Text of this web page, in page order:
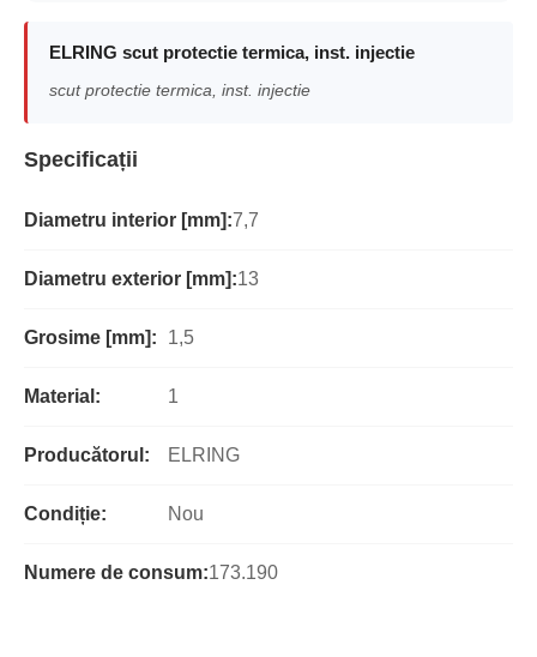
ELRING scut protectie termica, inst. injectie
scut protectie termica, inst. injectie
Specificații
Diametru interior [mm]:7,7
Diametru exterior [mm]:13
Grosime [mm]: 1,5
Material: 1
Producătorul: ELRING
Condiție: Nou
Numere de consum:173.190